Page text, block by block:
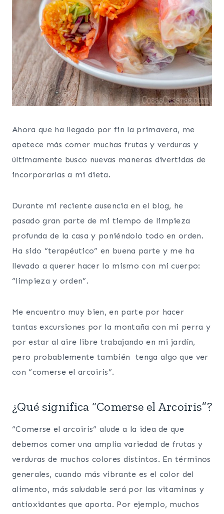
Ahora que ha llegado por fin la primavera, me
apetece más comer muchas frutas y verduras y
últimamente busco nuevas maneras divertidas de
incorporarlas a mi dieta.
Durante mi reciente ausencia en el blog, he
pasado gran parte de mi tiempo de limpieza
profunda de la casa y poniéndolo todo en orden.
Ha sido “terapéutico” en buena parte y me ha
llevado a querer hacer lo mismo con mi cuerpo:
“limpieza y orden”.
Me encuentro muy bien, en parte por hacer
tantas excursiones por la montaña con mi perra y
por estar al aire libre trabajando en mi jardín,
pero probablemente también tenga algo que ver
con “comerse el arcoiris”.
¿Qué significa “Comerse el Arcoiris”?
“Comerse el arcoiris” alude a la idea de que
debemos comer una amplia variedad de frutas y
verduras de muchos colores distintos. En términos
generales, cuando más vibrante es el color del
alimento, más saludable será por las vitaminas y
antioxidantes que aporta. Por ejemplo, muchos